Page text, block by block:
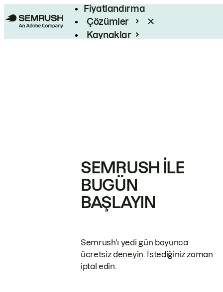
Fiyatlandırma
Çözümler
Kaynaklar
SEMRUSH ILE
BUGÜN
BAŞLAYIN
Semrush'ı yedi gün boyunca
ücretsiz deneyin. İstediğiniz zaman
iptal edin.